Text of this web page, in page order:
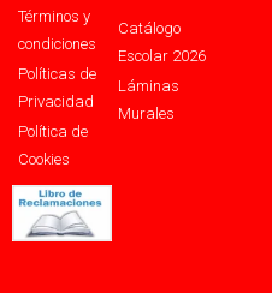
Términos y
condiciones
Políticas de
Privacidad
Política de
Cookies
Catálogo
Escolar 2026
Láminas
Murales